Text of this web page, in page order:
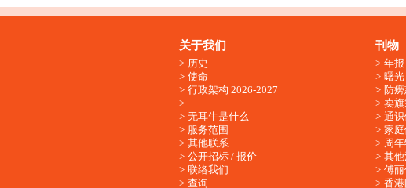
关于我们
历史
使命
行政架构 2026-2027
无耳牛是什么
服务范围
其他联系
公开招标 / 报价
联络我们
查询
刊物
年报
曙光
防
卖
通
家
周年
其
傅
香